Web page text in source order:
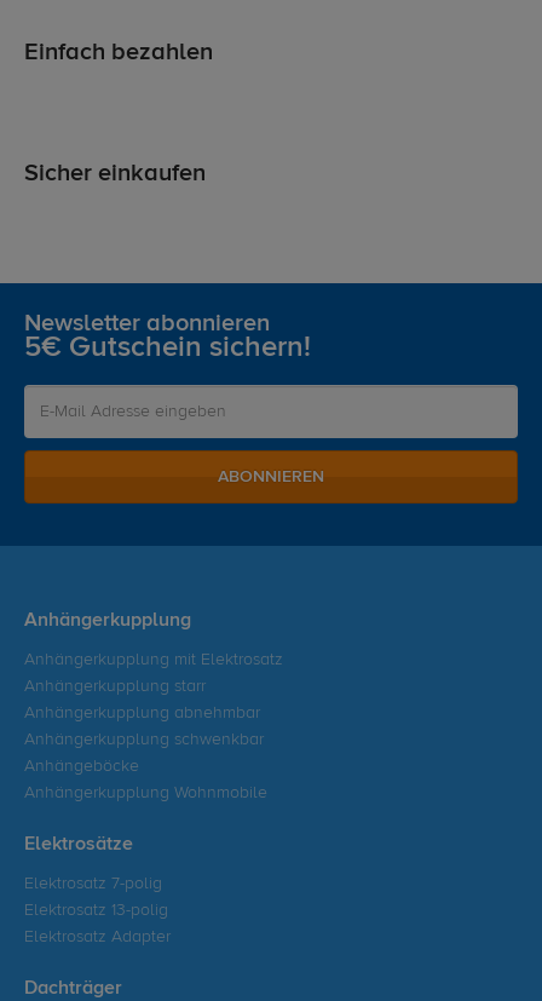
Einfach bezahlen
Sicher einkaufen
Newsletter abonnieren
5€ Gutschein sichern!
ABONNIEREN
Anhängerkupplung
Anhängerkupplung mit Elektrosatz
Anhängerkupplung starr
Anhängerkupplung abnehmbar
Anhängerkupplung schwenkbar
Anhängeböcke
Anhängerkupplung Wohnmobile
Elektrosätze
Elektrosatz 7-polig
Elektrosatz 13-polig
Elektrosatz Adapter
Dachträger